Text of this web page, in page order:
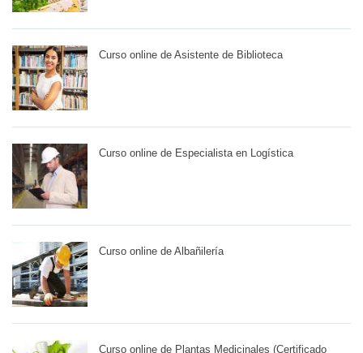
Curso online de Asistente de Biblioteca
Curso online de Especialista en Logística
Curso online de Albañilería
Curso online de Plantas Medicinales (Certificado